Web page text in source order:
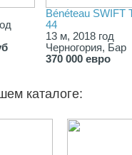
Bénéteau SWIFT
44
13 м, 2018 год
Черногория, Бар
370 000 евро
каталоге: